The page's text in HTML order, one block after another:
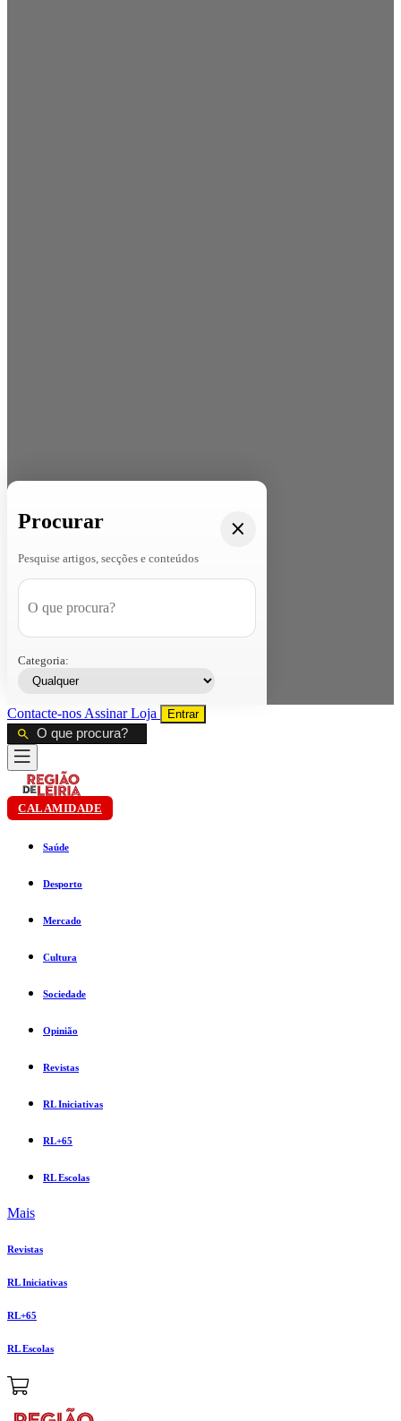
Procurar
Pesquise artigos, secções e conteúdos
Categoria:
Contacte-nos AssinarLoja Entrar
CALAMIDADE
Saúde
Desporto
Mercado
Cultura
Sociedade
Opinião
Revistas
RL Iniciativas
RL+65
RL Escolas
Mais
Revistas
RL Iniciativas
RL+65
RL Escolas